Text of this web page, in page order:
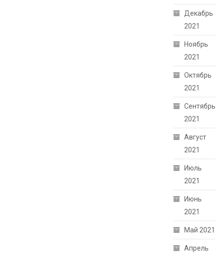
Декабрь
2021
Ноябрь
2021
Октябрь
2021
Сентябрь
2021
Август
2021
Июль
2021
Июнь
2021
Май 2021
Апрель